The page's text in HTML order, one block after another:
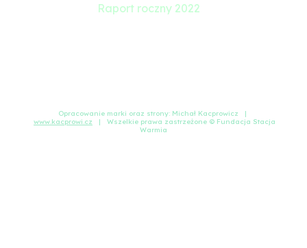
Raport roczny 2022
Opracowanie marki oraz strony: Michał Kacprowicz |
www.kacprowi.cz | Wszelkie prawa zastrzeżone © Fundacja Stacja
Warmia